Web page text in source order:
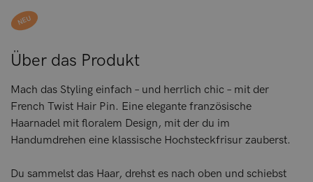
NEU
Über das Produkt
Mach das Styling einfach – und herrlich chic – mit der
French Twist Hair Pin. Eine elegante französische
Haarnadel mit floralem Design, mit der du im
Handumdrehen eine klassische Hochsteckfrisur zauberst.
Du sammelst das Haar, drehst es nach oben und schiebst